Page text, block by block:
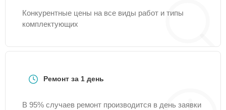
Конкурентные цены на все виды работ и типы
комплектующих
Ремонт за 1 день
В 95% случаев ремонт производится в день заявки